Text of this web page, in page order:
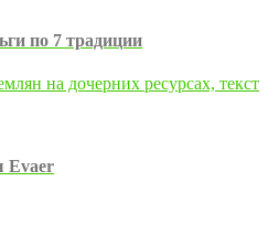
по 7 традиции
Evaer